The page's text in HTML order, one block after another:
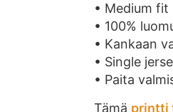
• Medium fit
• 100%
• Kankaan
• Single
• Paita
Tämä printti